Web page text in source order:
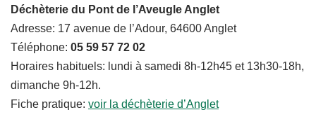
Déchèterie du Pont de l’Aveugle Anglet
Adresse: 17 avenue de l’Adour, 64600 Anglet
Téléphone: 05 59 57 72 02
Horaires habituels: lundi à samedi 8h-12h45 et 13h30-18h,
dimanche 9h-12h.
Fiche pratique: voir la déchèterie d’Anglet